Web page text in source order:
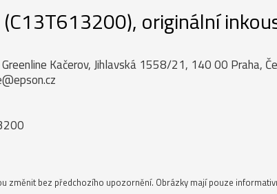
originální
Greenline Kačerov, Jihlavská 1558/21, 140 00 Praha,
změnit bez předchozího upozornění. Obrázky mají pouze